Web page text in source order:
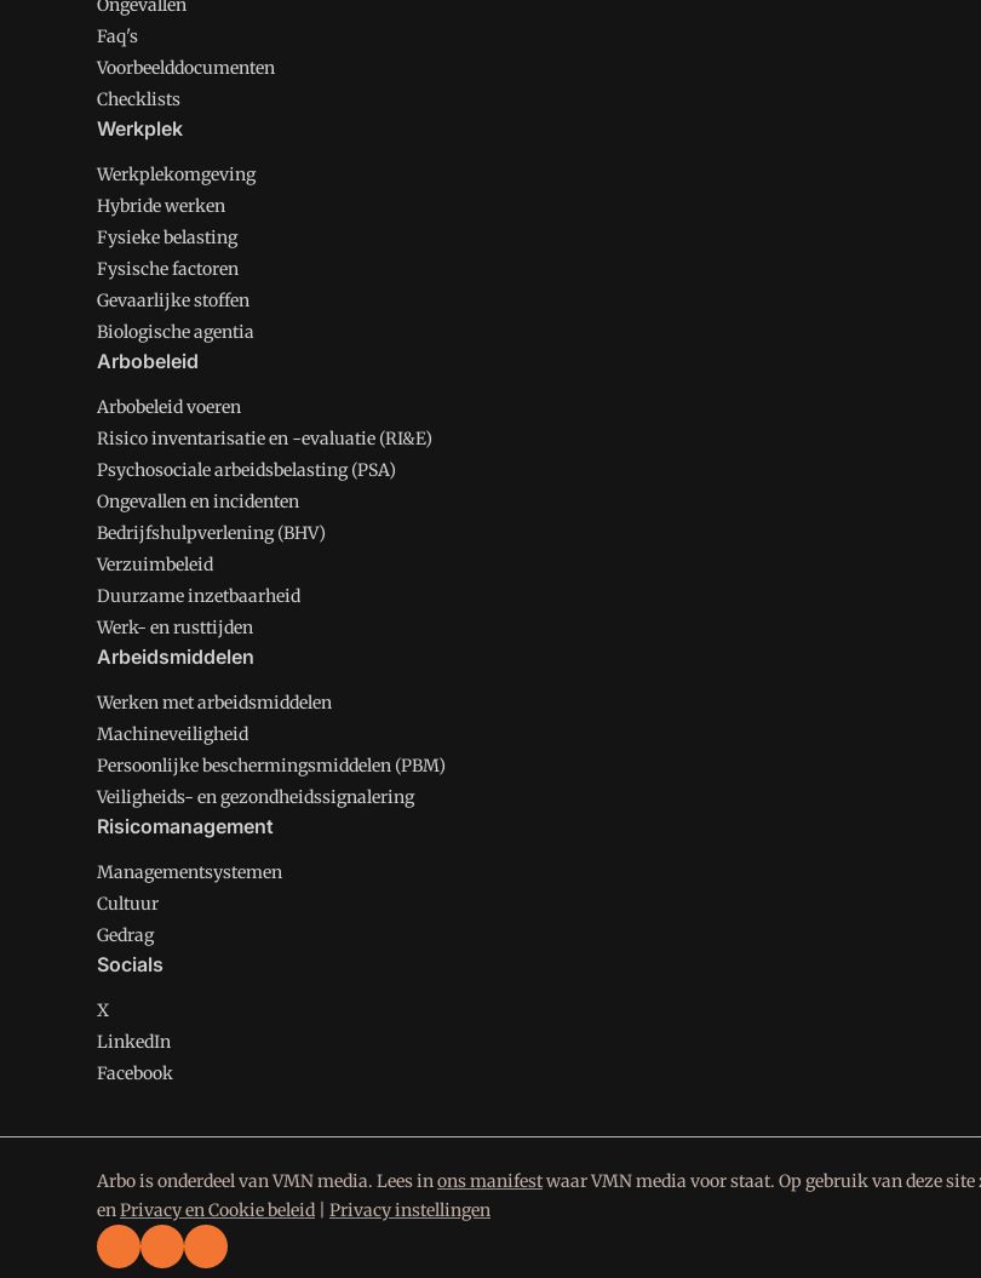
Ongevallen
Faq's
Voorbeelddocumenten
Checklists
Werkplek
Werkplekomgeving
Hybride werken
Fysieke belasting
Fysische factoren
Gevaarlijke stoffen
Biologische agentia
Arbobeleid
Arbobeleid voeren
Risico inventarisatie en -evaluatie (RI&E)
Psychosociale arbeidsbelasting (PSA)
Ongevallen en incidenten
Bedrijfshulpverlening (BHV)
Verzuimbeleid
Duurzame inzetbaarheid
Werk- en rusttijden
Arbeidsmiddelen
Werken met arbeidsmiddelen
Machineveiligheid
Persoonlijke beschermingsmiddelen (PBM)
Veiligheids- en gezondheidssignalering
Risicomanagement
Managementsystemen
Cultuur
Gedrag
Socials
X
LinkedIn
Facebook
Arbo is onderdeel van VMN media. Lees inons manifestwaar VMN media voor staat. Op gebruik van deze
enPrivacy en Cookie beleid Privacy instellingen